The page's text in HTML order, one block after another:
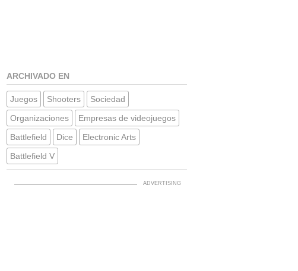
ARCHIVADO EN
Juegos Shooters
Sociedad
Organizaciones
Empresas de videojuegos
Battlefield
Dice
Electronic Arts
Battlefield V